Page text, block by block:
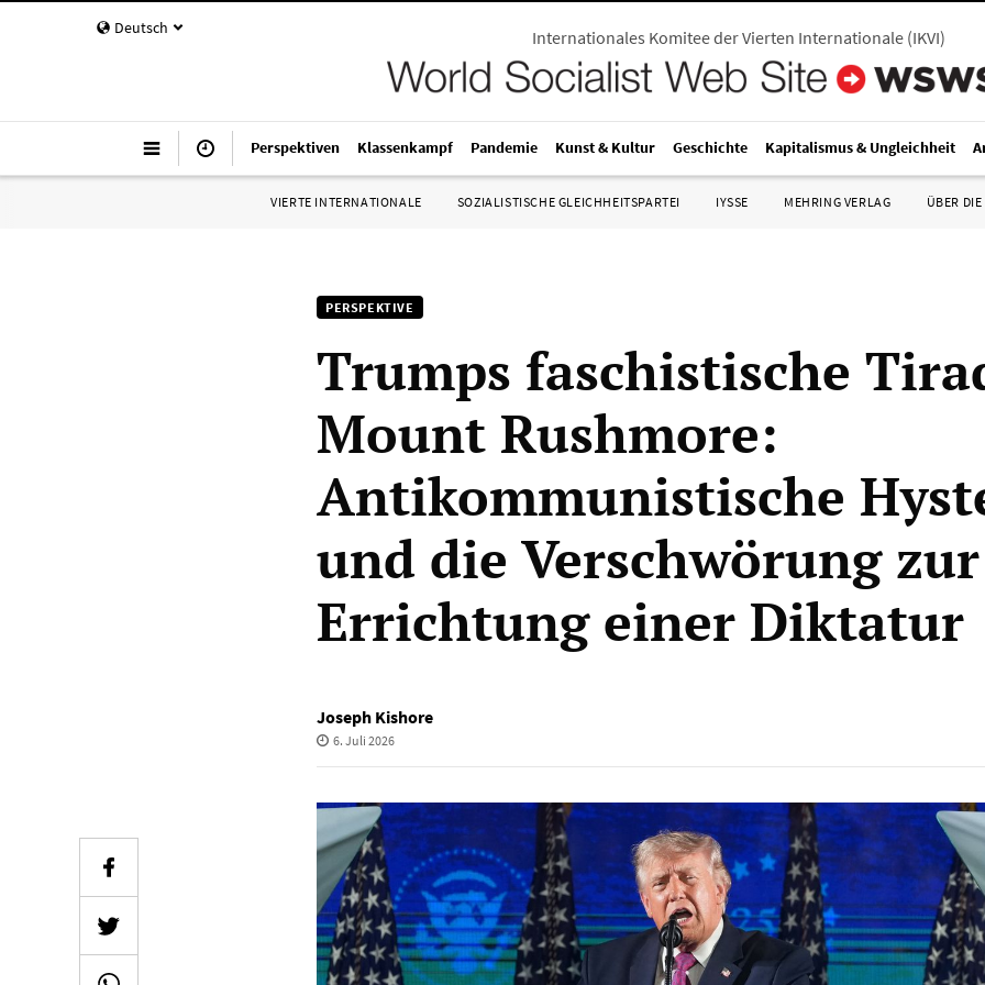
Deutsch Internationales Komitee der Vierten Internationale (IKVI)
Perspektiven Klassenkampf Pandemie Kunst & Kultur Geschichte Kapitalismus & Ungleichheit
VIERTE INTERNATIONALE SOZIALISTISCHE GLEICHHEITSPARTEI IYSSE MEHRING VERLAG ÜBER DIE
PERSPEKTIVE
Trumps faschistische
Mount Rushmore:
Antikommunistische
und die Verschwörung zur
Errichtung einer Diktatur
Joseph Kishore
6. Juli 2026